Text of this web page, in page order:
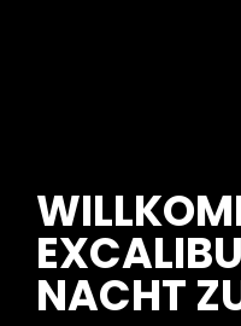
NACHT